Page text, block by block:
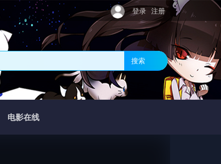
登录 注册
搜索
电影在线